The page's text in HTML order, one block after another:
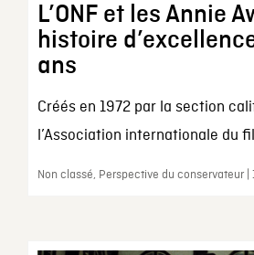
L’ONF et les Annie
histoire
ans
Créés en 1972 par la section
l’Association internationale du
Non classé, Perspective du conservateur |